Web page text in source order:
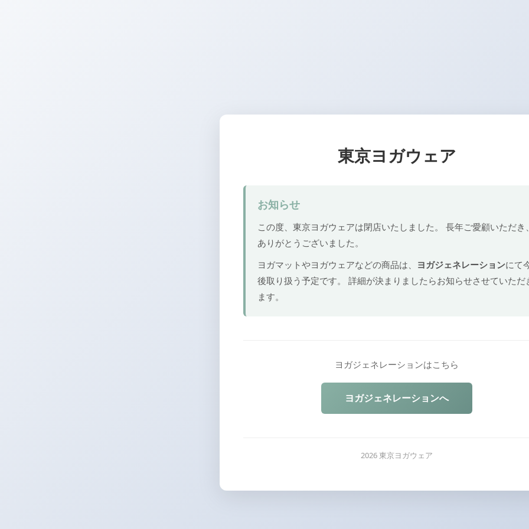
東京ヨガウェア
お知らせ
この度、東京ヨガウェアは閉店いたしました。 長年ご愛顧いただき
ありがとうございました。
ヨガマットやヨガウェアなどの商品は、 ヨガジェネレーションにて
後取り扱う予定です。 詳細が決まりましたらお知らせさせていただ
ます。
ヨガジェネレーションはこちら
ヨガジェネレーションへ
2026 東京ヨガウェア